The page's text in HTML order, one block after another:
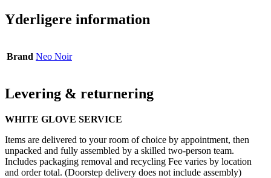
Yderligere information
Brand Neo Noir
Levering & returnering
WHITE GLOVE SERVICE
Items are delivered to your room of choice by appointment, then
unpacked and fully assembled by a skilled two-person team.
Includes packaging removal and recycling Fee varies by location
and order total. (Doorstep delivery does not include assembly)